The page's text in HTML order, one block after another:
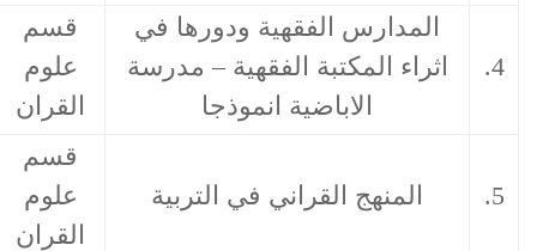
الفقهية ودورها في
المكتبة الفقهية – مدرسة
الاباضية انموذجا
قسم
علوم
القران
01/03/2025
القراني في التربية
علوم
05/04/2025